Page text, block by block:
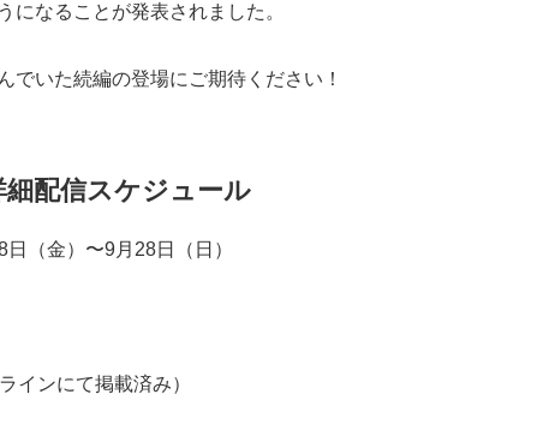
になることが発表されました。
でいた続編の登場にご期待ください！
配信スケジュール
（金）〜9月28日（日）
インにて掲載済み）